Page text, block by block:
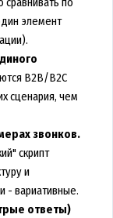
элемент
B2B/B2C
сценария, чем
звонков.
скрипт
и
- вариативные.
ответы)